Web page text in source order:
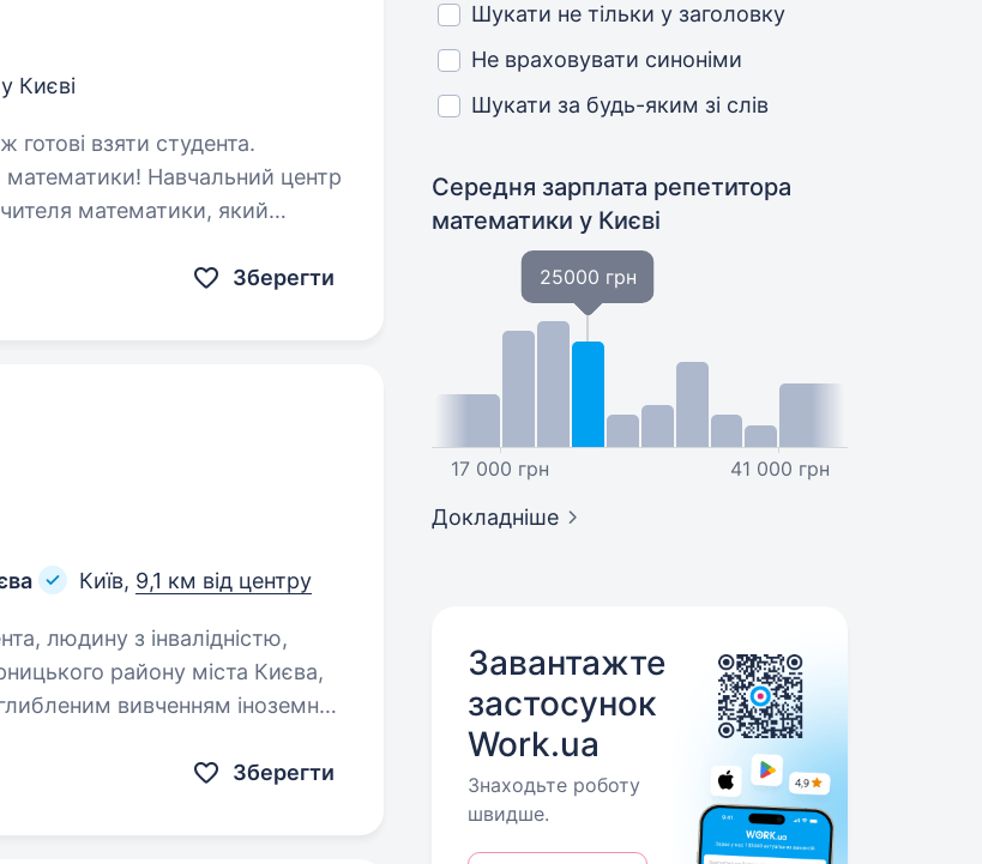
Києві
готові взяти студента.
математики, який
Зберегти
Київ, 9,1 км від центру
людину з інвалідністю,
вивченням іноземної
Зберегти
Шукати не тільки у заголовку
Не враховувати синоніми
Шукати за будь-яким зі слів
Середня зарплата репетитора
математикиу Києві
17 000 грн
25000 грн
41 000 грн
Докладніше
Завантажте
застосунок
Work.ua
Знаходьте роботу
швидше.